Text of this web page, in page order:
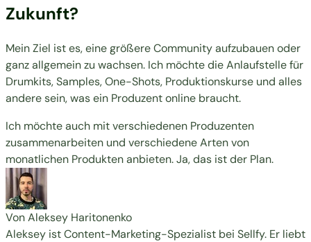
Zukunft?
Mein Ziel ist es, eine größere Community aufzubauen oder
ganz allgemein zu wachsen. Ich möchte die Anlaufstelle für
Drumkits, Samples, One-Shots, Produktionskurse und alles
andere sein, was ein Produzent online braucht.
Ich möchte auch mit verschiedenen Produzenten
zusammenarbeiten und verschiedene Arten von
monatlichen Produkten anbieten. Ja, das ist der Plan.
Von Aleksey Haritonenko
Aleksey ist Content-Marketing-Spezialist bei Sellfy. Er liebt